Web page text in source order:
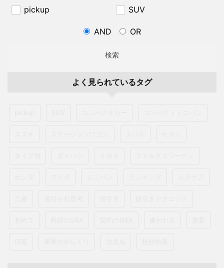
pickup
SUV
AND OR
検索
よく見られているタグ